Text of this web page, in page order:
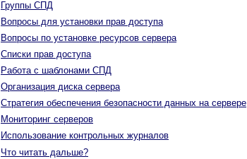
Группы СПД
Вопросы для установки прав доступа
Вопросы по установке ресурсов сервера
Списки прав доступа
Работа с шаблонами СПД
Организация диска сервера
Стратегия обеспечения безопасности данных на сервере
Мониторинг серверов
Использование контрольных журналов
Что читать дальше?